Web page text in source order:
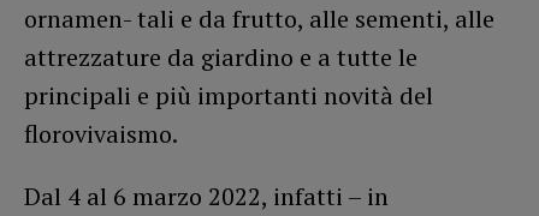
ornamen- tali e da frutto, alle sementi, alle
attrezzature da giardino e a tutte le
principali e più importanti novità del
florovivaismo.
Dal 4 al 6 marzo 2022, infatti – in